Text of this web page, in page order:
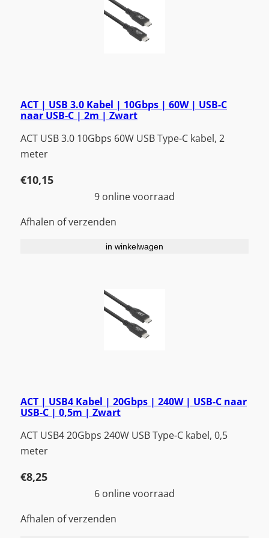
ACT | USB 3.0 Kabel | 10Gbps | 60W | USB-C
naar USB-C | 2m | Zwart
ACT USB 3.0 10Gbps 60W USB Type-C kabel, 2
meter
€10,15
9 online voorraad
Afhalen of verzenden
in winkelwagen
ACT | USB4 Kabel | 20Gbps | 240W | USB-C naar
USB-C | 0,5m | Zwart
ACT USB4 20Gbps 240W USB Type-C kabel, 0,5
meter
€8,25
6 online voorraad
Afhalen of verzenden